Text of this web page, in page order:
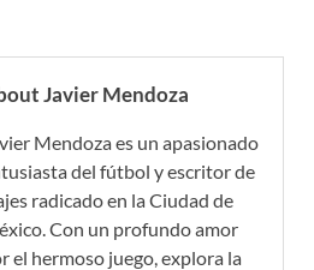
Javier Mendoza
Mendoza es un apasionado
del fútbol y escritor de
radicado en la Ciudad de
Con un profundo amor
el hermoso juego, explora la